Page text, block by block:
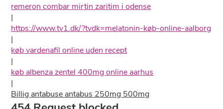
remeron combar mirtin zaritim i odense
|
https://www.tv1.dk/?tvdk=melatonin-køb-online-aalborg
|
køb vardenafil online uden recept
|
køb albenza zentel 400mg online aarhus
|
Billig antabuse antabus 250mg 500mg